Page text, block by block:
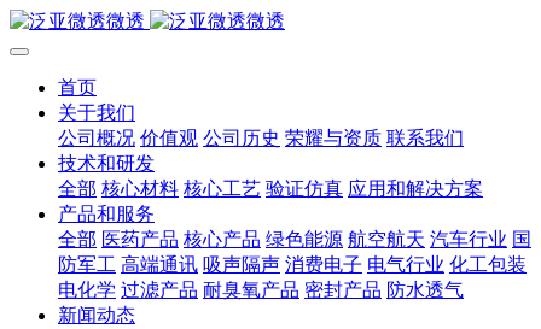
首页
关于我们
公司概况 价值观 公司历史 荣耀与资质 联系我们
技术和研发
全部 核心材料 核心工艺 验证仿真 应用和解决方案
产品和服务
全部 医药产品 核心产品 绿色能源 航空航天 汽车行业 国
防军工 高端通讯 吸声隔声 消费电子 电气行业 化工包装
电化学 过滤产品 耐臭氧产品 密封产品 防水透气
新闻动态